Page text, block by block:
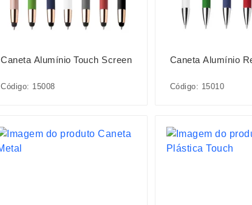
Caneta Alumínio Touch Screen
Código: 15008
Caneta Alumínio
Código: 15010